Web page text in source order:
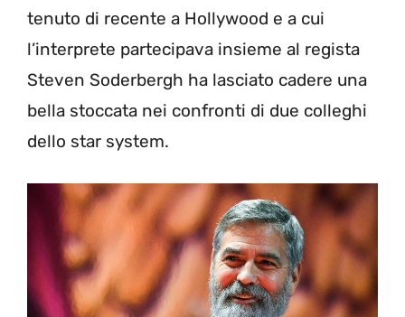
tenuto di recente a Hollywood e a cui
l’interprete partecipava insieme al regista
Steven Soderbergh ha lasciato cadere una
bella stoccata nei confronti di due colleghi
dello star system.